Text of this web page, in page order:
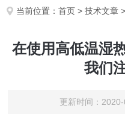
当前位置：首页 >技术文章
在使用高低温湿
我们
更新时间：